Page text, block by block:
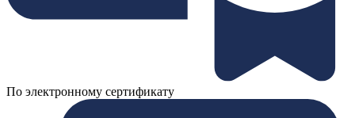
По электронному сертификату